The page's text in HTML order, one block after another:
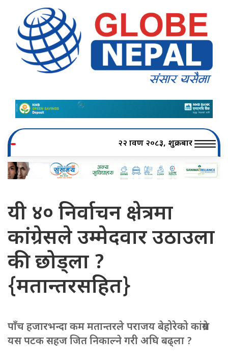
२२ श्रावण २०८३, शुक्रबार
यी ४० निर्वाचन क्षेत्रमा
कांग्रेसले उम्मेदवार उठाउला
की छोड्ला ?
{मतान्तरसहित}
पाँच हजारभन्दा कम मतान्तरले पराजय बेहोरेको कांग्रेस
यस पटक सहज जित निकाल्ने गरी अघि बढ्ला ?